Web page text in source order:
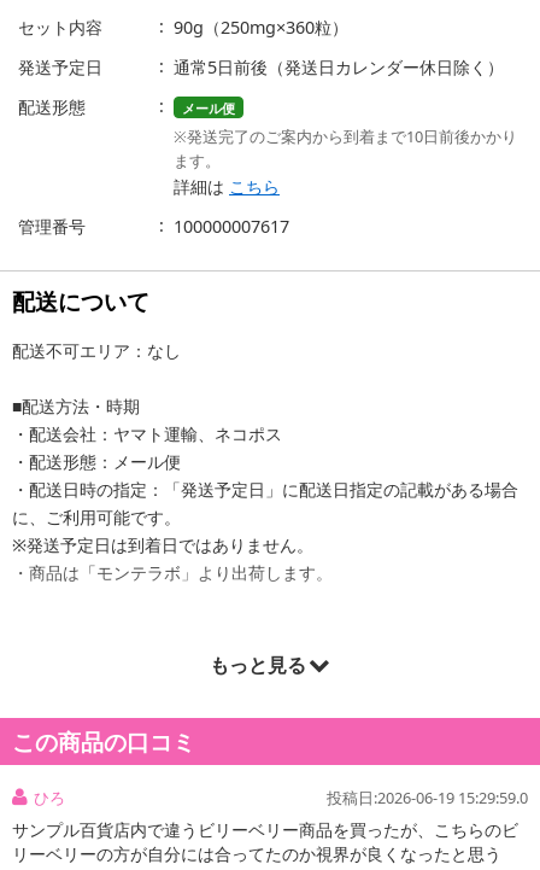
セット内容
90g（250mg×360粒）
発送予定日
通常5日前後（発送日カレンダー休日除く）
配送形態
メール便
※発送完了のご案内から到着まで10日前後かかり
ます。
詳細は こちら
管理番号
100000007617
配送について
配送不可エリア：なし
■配送方法・時期
・配送会社：ヤマト運輸、ネコポス
・配送形態：メール便
・配送日時の指定：「発送予定日」に配送日指定の記載がある場合
に、ご利用可能です。
※発送予定日は到着日ではありません。
・商品は「モンテラボ」より出荷します。
くっきり濃いビルベリー＆ルテイン
算）も高濃度に配合されたなかなか無いサプリメント！
1袋中あたり180,000mg配合（原料生換算）
もっと見る
この商品の口コミ
ひろ 投稿日:2026-06-19 15:29:59.0
サンプル百貨店内で違うビリーベリー商品を買ったが、こちらのビ
リーベリーの方が自分には合ってたのか視界が良くなったと思う